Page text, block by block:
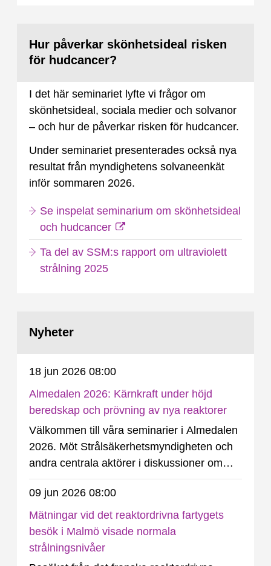
Hur påverkar skönhetsideal risken
för hudcancer?
I det här seminariet lyfte vi frågor om
skönhetsideal, sociala medier och solvanor
– och hur de påverkar risken för hudcancer.
Under seminariet presenterades också nya
resultat från myndighetens solvaneenkät
inför sommaren 2026.
Se inspelat seminarium om skönhetsideal
och hudcancer
Ta del av SSM:s rapport om ultraviolett
strålning 2025
Nyheter
18 jun 2026 08:00
Almedalen 2026: Kärnkraft under höjd
beredskap och prövning av nya reaktorer
Välkommen till våra seminarier i Almedalen
2026. Möt Strålsäkerhetsmyndigheten och
andra centrala aktörer i diskussioner om
kärnkraftens roll under höjd beredskap och
om förutsättningarna för ny kärnkraft i
Sverige.
09 jun 2026 08:00
Mätningar vid det reaktordrivna fartygets
besök i Malmö visade normala
strålningsnivåer